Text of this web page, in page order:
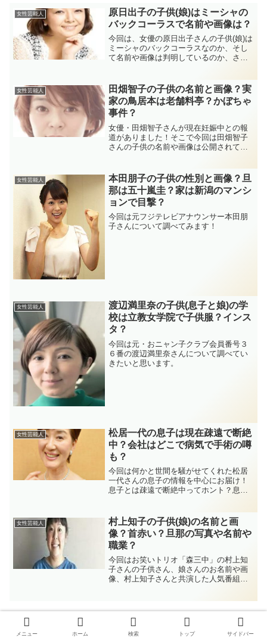
女性芸能人
原日出子の子供(娘)はミーシャの
バックコーラスで名前や画像は？
今回は、女優の原日出子さんの子供(娘)は
ミーシャのバックコーラスなのか、そし
て名前や画像は判明しているのか、さら
女性芸能人
田畑智子の子供の名前と画像？実
家の鳥居本は老舗料亭？かぼちゃ
事件？
女優・田畑智子さんが現在妊娠中との報
道がありました！そこで今回は田畑智子
さんの子供の名前や画像は公開されてい
ょうか？田畑智子さんとかぼちゃ事件と
は？
女性芸能人
本田朋子の子供の性別と画像？旦
那は五十嵐圭？家は新潟のマンシ
ョンで目撃？
今回は元フジテレビアナウンサー本田朋
子さんについて調べてみます！
女性芸能人
渡辺満里奈の子供(息子と娘)の学
校は立教女学院で子供服？インス
タ？
今回は元・おニャン子クラブ会員番号３
６番の渡辺満里奈さんについて調べてい
きたいと思います。
女性芸能人
松居一代の息子は現在疎遠で断絶
中？会社はどこで病気で手術の噂
も？
今回は何かと世間を騒がせてくれた松居
一代さんの息子の情報を中心にお届け！
息子とは疎遠で断絶中ってホント？息子
大学などの学歴まで、徹底リサーチ！
女性芸能人
村上知子の子供(娘)の名前と画
像？首赤い？旦那の写真や名前や
職業？
今回はお笑いトリオ「森三中」の村上知
子さんの子供さん、娘さんのお名前や画
像、村上知子さんと共演した人気番組に
スポンサーリンク
メニュー ホーム 検索 トップ サイドバー